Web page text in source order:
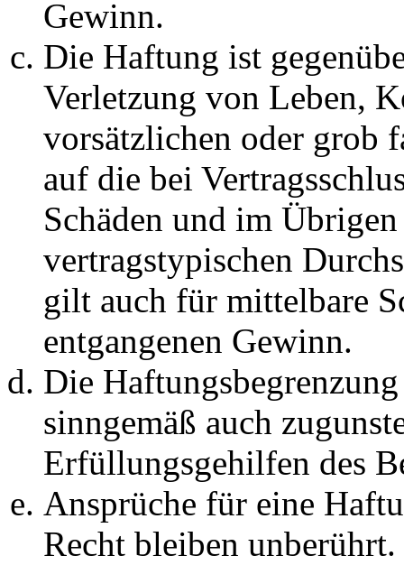
Gewinn.
Die Haftung ist
Verletzung von Leben,
vorsätzlichen oder grob
auf die bei
Schäden und im
vertragstypischen
gilt auch für mittelbare
entgangenen Gewinn.
Die
sinngemäß auch
Erfüllungsgehilfen des
Ansprüche für eine
Recht bleiben unberührt.